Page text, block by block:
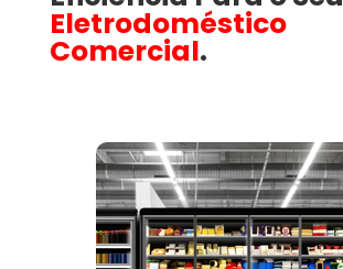
Eletrodoméstico
Comercial.